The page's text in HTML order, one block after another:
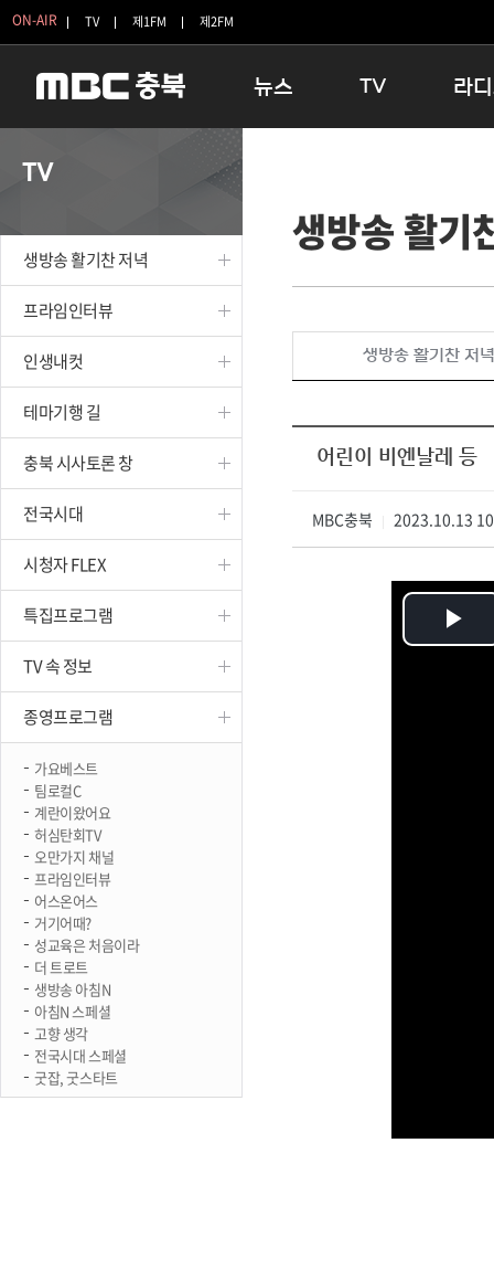
ON-AIR TV 제1FM 제2FM
뉴스
보은
옥천
TV
인생내컷
테마기행 길
시청자 FLEX
특집프로그램
종영프로그램
라
16:00
우리 고
TV
생방송 활기찬 저녁
프라임인터뷰
인생내컷
테마기행 길
충북 시사토론 창
전국시대
시청자 FLEX
특집프로그램
TV 속 정보
종영프로그램
가요베스트
팀로컬C
계란이왔어요
허심탄회TV
오만가지 채널
프라임인터뷰
어스온어스
거기어때?
성교육은 처음이라
더 트로트
생방송 아침N
아침N 스페셜
고향 생각
전국시대 스페셜
굿잡, 굿스타트
생방송 활기
생방송 활기찬 저녁
어린이 비엔날레 등
MBC충북 2023.10.13